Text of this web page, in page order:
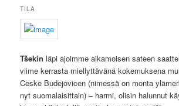
TILA
Tšekin läpi ajoimme aikamoisen sateen
viime kerrasta miellyttävänä kokemuksena
Ceske Budejovicen (nimessä on monta
nyt suomalaisittain) – harmi, olisin halunnut